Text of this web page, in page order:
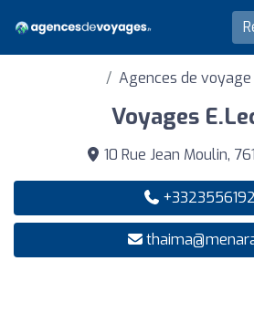
Agences de
Voyages
10 Rue Jean Moulin,